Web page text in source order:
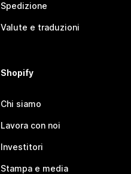
Spedizione
Valute e traduzioni
Shopify
Chi siamo
Lavora con noi
Investitori
Stampa e media